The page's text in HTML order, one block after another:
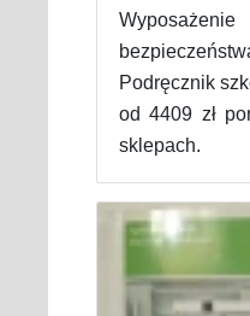
Podręcznik
od 4409 zł
sklepach.